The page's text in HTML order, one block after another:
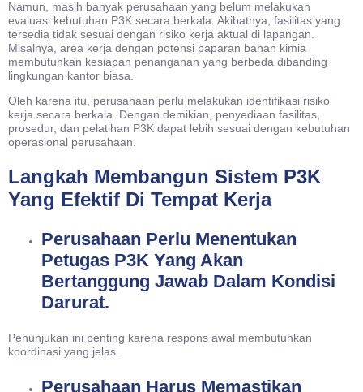
Namun, masih banyak perusahaan yang belum melakukan
evaluasi kebutuhan P3K secara berkala. Akibatnya, fasilitas yang
tersedia tidak sesuai dengan risiko kerja aktual di lapangan.
Misalnya, area kerja dengan potensi paparan bahan kimia
membutuhkan kesiapan penanganan yang berbeda dibanding
lingkungan kantor biasa.
Oleh karena itu, perusahaan perlu melakukan identifikasi risiko
kerja secara berkala. Dengan demikian, penyediaan fasilitas,
prosedur, dan pelatihan P3K dapat lebih sesuai dengan kebutuhan
operasional perusahaan.
Langkah Membangun Sistem P3K
Yang Efektif Di Tempat Kerja
Perusahaan Perlu Menentukan
Petugas P3K Yang Akan
Bertanggung Jawab Dalam Kondisi
Darurat.
Penunjukan ini penting karena respons awal membutuhkan
koordinasi yang jelas.
Perusahaan Harus Memastikan